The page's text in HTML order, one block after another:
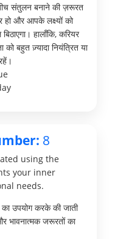
संतुलन बनाने की ज़रूरत
हो और आपके लक्ष्यों को
हालाँकि, करियर
बहुत ज़्यादा नियंत्रित या
8
using the
your inner
needs.
उपयोग करके की जाती
भावनात्मक जरूरतों का